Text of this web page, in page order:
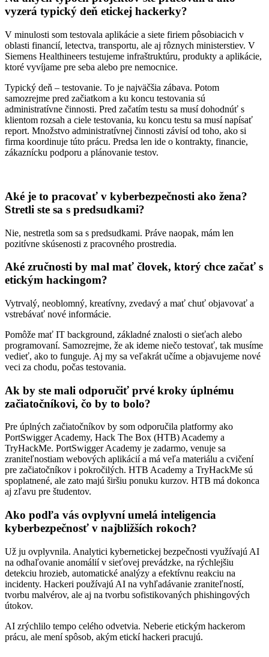
vyzerá typický deň etickej hackerky?
V minulosti som testovala aplikácie a siete firiem pôsobiacich v
oblasti financií, letectva, transportu, ale aj rôznych ministerstiev. V
Siemens Healthineers testujeme infraštruktúru, produkty a aplikácie,
ktoré vyvíjame pre seba alebo pre nemocnice.
Typický deň – testovanie. To je najväčšia zábava. Potom
samozrejme pred začiatkom a ku koncu testovania sú
administratívne činnosti. Pred začatím testu sa musí dohodnúť s
klientom rozsah a ciele testovania, ku koncu testu sa musí napísať
report. Množstvo administratívnej činnosti závisí od toho, ako si
firma koordinuje túto prácu. Predsa len ide o kontrakty, financie,
zákaznícku podporu a plánovanie testov.
Aké je to pracovať v kyberbezpečnosti ako žena?
Stretli ste sa s predsudkami?
Nie, nestretla som sa s predsudkami. Práve naopak, mám len
pozitívne skúsenosti z pracovného prostredia.
Aké zručnosti by mal mať človek, ktorý chce začať s
etickým hackingom?
Vytrvalý, neoblomný, kreatívny, zvedavý a mať chuť objavovať a
vstrebávať nové informácie.
Pomôže mať IT background, základné znalosti o sieťach alebo
programovaní. Samozrejme, že ak ideme niečo testovať, tak musíme
vedieť, ako to funguje. Aj my sa veľakrát učíme a objavujeme nové
veci za chodu, počas testovania.
Ak by ste mali odporučiť prvé kroky úplnému
začiatočníkovi, čo by to bolo?
Pre úplných začiatočníkov by som odporučila platformy ako
PortSwigger Academy, Hack The Box (HTB) Academy a
TryHackMe. PortSwigger Academy je zadarmo, venuje sa
zraniteľnostiam webových aplikácií a má veľa materiálu a cvičení
pre začiatočníkov i pokročilých. HTB Academy a TryHackMe sú
spoplatnené, ale zato majú širšiu ponuku kurzov. HTB má dokonca
aj zľavu pre študentov.
Ako podľa vás ovplyvní umelá inteligencia
kyberbezpečnosť v najbližších rokoch?
Už ju ovplyvnila. Analytici kybernetickej bezpečnosti využívajú AI
na odhaľovanie anomálií v sieťovej prevádzke, na rýchlejšiu
detekciu hrozieb, automatické analýzy a efektívnu reakciu na
incidenty. Hackeri používajú AI na vyhľadávanie zraniteľností,
tvorbu malvérov, ale aj na tvorbu sofistikovaných phishingových
útokov.
AI zrýchlilo tempo celého odvetvia. Neberie etickým hackerom
prácu, ale mení spôsob, akým etickí hackeri pracujú.